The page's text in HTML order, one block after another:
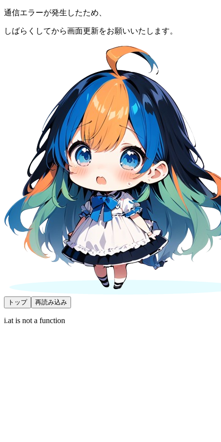
通信エラーが発生したため、
しばらくしてから画面更新をお願いいたします。
トップ 再読み込み
i.at is not a function